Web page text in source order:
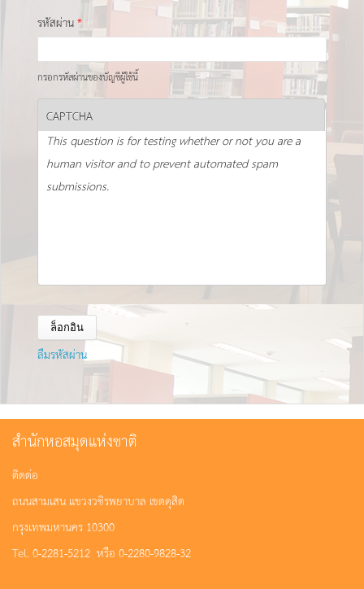
รหัสผ่าน*
กรอกรหัสผ่านของบัญชีผู้ใช้นี้
CAPTCHA
This question is for testing whether or not you are a
human visitor and to prevent automated spam
submissions.
ลืมรหัสผ่าน
สำนักหอสมุดแห่งชาติ
ติดต่อ
ถนนสามเสน แขวงวชิรพยาบาล เขตดุสิต
กรุงเทพมหานคร 10300
Tel. 0-2281-5212 หรือ 0-2280-9828-32